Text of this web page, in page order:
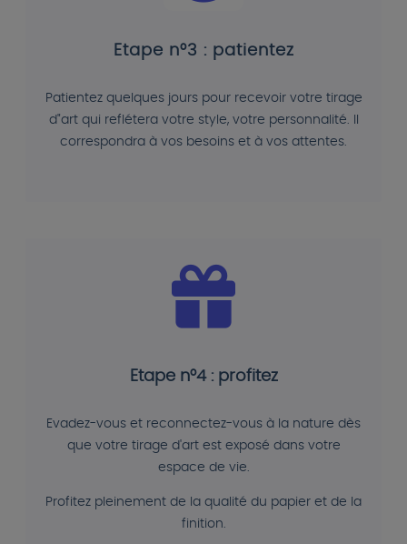
Etape n°3 : patientez
Patientez quelques jours pour recevoir votre tirage
d"art qui reflétera votre style, votre personnalité. Il
correspondra à vos besoins et à vos attentes.
Etape n°4 : profitez
Evadez-vous et reconnectez-vous à la nature dès
que votre tirage d'art est exposé dans votre
espace de vie.
Profitez pleinement de la qualité du papier et de la
finition.